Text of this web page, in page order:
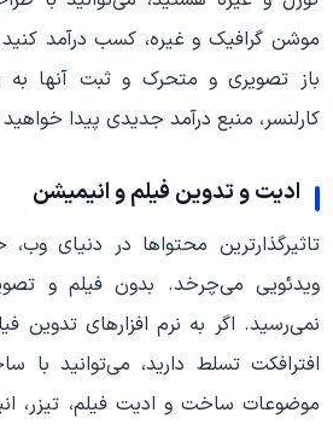
موشن گرافیک و غیره، کسب درآمد
باز تصویری و متحرک و ثبت آنها
کارلنسر، منبع درآمد جدیدی پیدا
ادیت و تدوین فیلم و انیمیشن
تاثیرگذارترین محتواها در دنیای
ویدئویی می‌چرخد. بدون فیلم و
نمی‌رسید. اگر به نرم افزارهای تدوین
افترافکت تسلط دارید، می‌توانید
موضوعات ساخت و ادیت فیلم، تیزر،